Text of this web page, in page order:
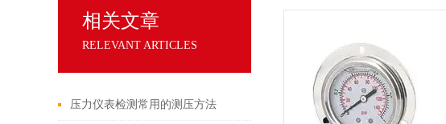
相关文章
RELEVANT ARTICLES
压力仪表检测常用的测压方法